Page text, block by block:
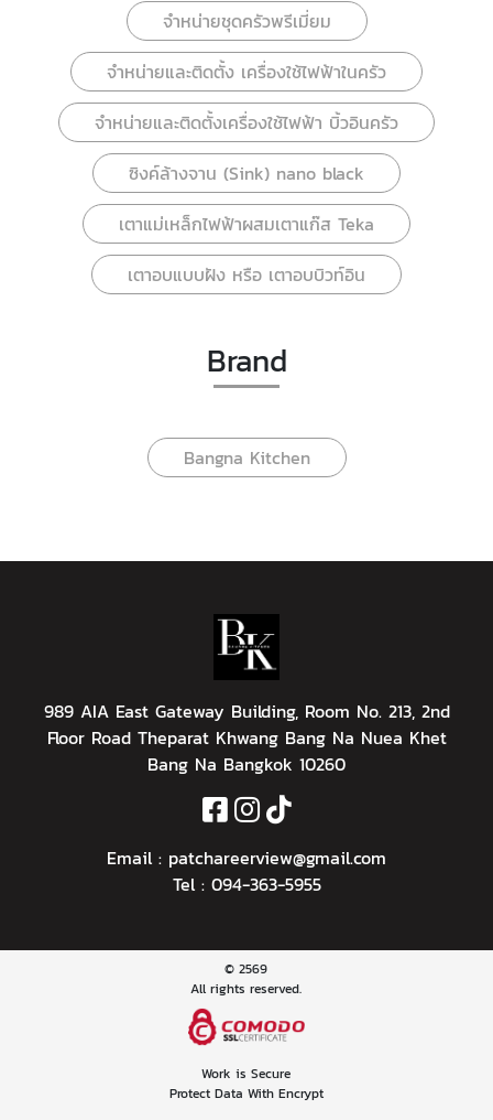
จำหน่ายชุดครัวพรีเมี่ยม
จำหน่ายและติดตั้ง เครื่องใช้ไฟฟ้าในครัว
จำหน่ายและติดตั้งเครื่องใช้ไฟฟ้า บิ้วอินครัว
ซิงค์ล้างจาน (Sink) nano black
เตาแม่เหล็กไฟฟ้าผสมเตาแก๊ส Teka
เตาอบแบบฝัง หรือ เตาอบบิวท์อิน
Brand
Bangna Kitchen
989 AIA East Gateway Building, Room No. 213, 2nd
Floor Road Theparat Khwang Bang Na Nuea Khet
Bang Na Bangkok 10260
Email : patchareerview@gmail.com
Tel : 094-363-5955
© 2569
All rights reserved.
Work is Secure
Protect Data With Encrypt